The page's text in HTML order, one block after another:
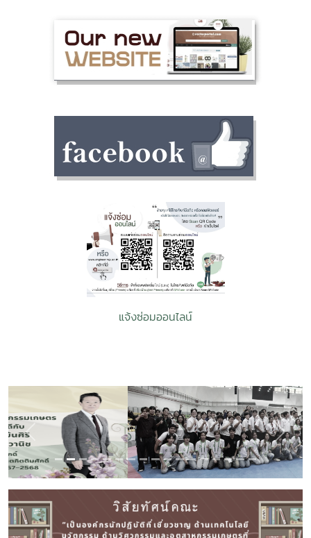
แจ้งซ่อมออนไลน์
Previous Next